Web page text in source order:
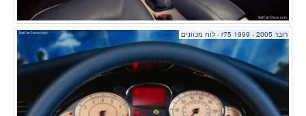
רובר r75 1999 - 2005 - לוח מכוונים